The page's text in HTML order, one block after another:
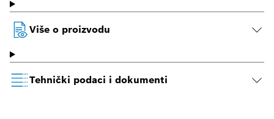
Više o proizvodu
Tehnički podaci i dokumenti